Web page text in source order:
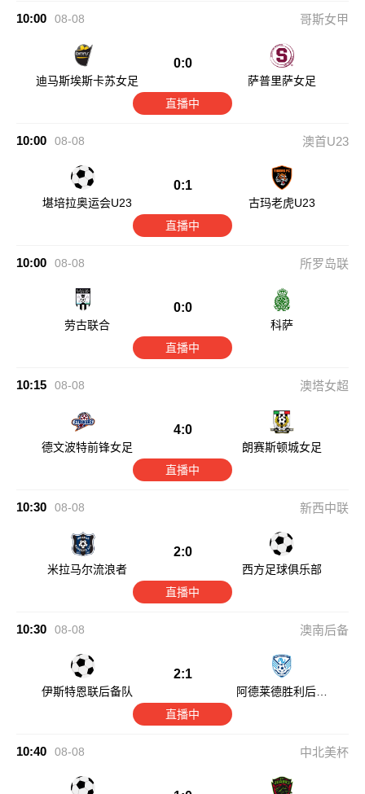
10:00 08-08 哥斯女甲
迪马斯埃斯卡苏女足
0:0
萨普里萨女足
直播中
10:00 08-08 澳首U23
堪培拉奥运会U23
0:1
古玛老虎U23
直播中
10:00 08-08 所罗岛联
劳古联合
0:0
科萨
直播中
10:15 08-08 澳塔女超
德文波特前锋女足
4:0
朗赛斯顿城女足
直播中
10:30 08-08 新西中联
米拉马尔流浪者
2:0
西方足球俱乐部
直播中
10:30 08-08 澳南后备
伊斯特恩联后备队
2:1
阿德莱德胜利后备
直播中
10:40 08-08 中北美杯